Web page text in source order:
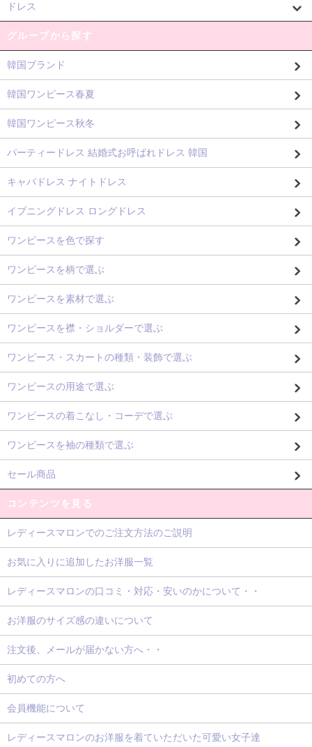
ドレス
グループから探す
韓国ブランド
韓国ワンピース春夏
韓国ワンピース秋冬
パーティードレス 結婚式お呼ばれドレス 韓国
キャバドレス ナイトドレス
イブニングドレス ロングドレス
ワンピースを色で探す
ワンピースを柄で選ぶ
ワンピースを素材で選ぶ
ワンピースを襟・ショルダーで選ぶ
ワンピース・スカートの種類・装飾で選ぶ
ワンピースの用途で選ぶ
ワンピースの着こなし・コーデで選ぶ
ワンピースを袖の種類で選ぶ
セール商品
コンテンツを見る
レディースマロンでのご注文方法のご説明
お気に入りに追加したお洋服一覧
レディースマロンの口コミ・対応・安いのかについて・・
お洋服のサイズ感の違いについて
注文後、メールが届かない方へ・・
初めての方へ
会員機能について
レディースマロンのお洋服を着ていただいた可愛い女子達